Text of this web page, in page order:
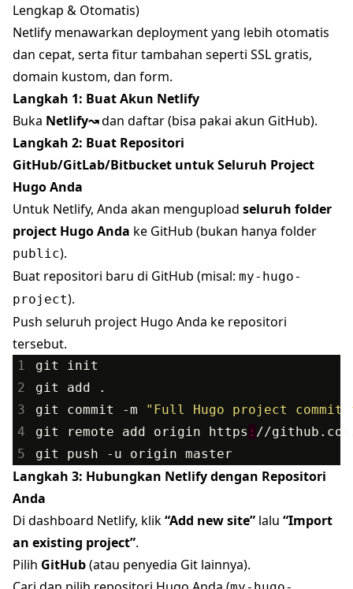
Lengkap & Otomatis)
Netlify menawarkan deployment yang lebih otomatis
dan cepat, serta fitur tambahan seperti SSL gratis,
domain kustom, dan form.
Langkah 1: Buat Akun Netlify
Buka Netlify↝dan daftar (bisa pakai akun GitHub).
Langkah 2: Buat Repositori
GitHub/GitLab/Bitbucket untuk Seluruh Project
Hugo Anda
Untuk Netlify, Anda akan mengupload seluruh folder
project Hugo Anda ke GitHub (bukan hanya folder
public).
Buat repositori baru di GitHub (misal: my-hugo-
project).
Push seluruh project Hugo Anda ke repositori
tersebut.
1 git
init
2
git add
.
3
git commit -m
"Full Hugo project
4
git remote add origin https : //github . com
5
git push -u origin master
Langkah 3: Hubungkan Netlify dengan Repositori
Anda
Di dashboard Netlify, klik“Add new site” lalu “Import
an existing project”.
Pilih GitHub(atau penyedia Git lainnya).